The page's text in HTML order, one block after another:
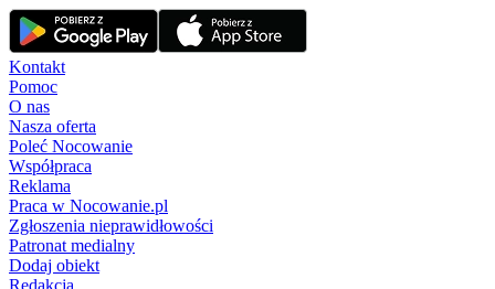
Kontakt
Pomoc
O nas
Nasza oferta
Poleć Nocowanie
Współpraca
Reklama
Praca w Nocowanie.pl
Zgłoszenia nieprawidłowości
Patronat medialny
Dodaj obiekt
Redakcja